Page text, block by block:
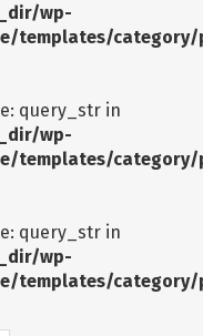
wp-
templates/
query_str in
wp-
templates/
query_str in
wp-
templates/